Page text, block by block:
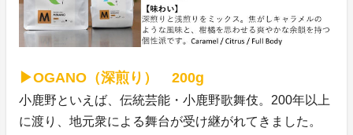
▶OGANO（深煎り） 200g
小鹿野といえば、伝統芸能・小鹿野歌舞伎。200年以上
に渡り、地元衆による舞台が受け継がれてきました。